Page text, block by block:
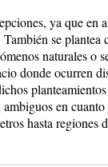
ya que en
También se plantea
naturales o
donde ocurren
en
hasta regiones